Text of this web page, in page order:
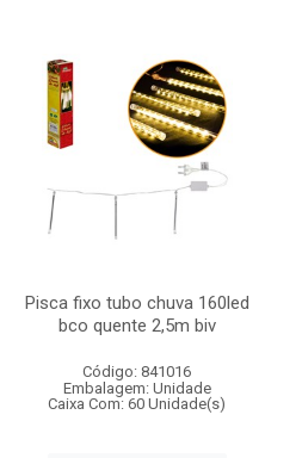
Pisca fixo tubo chuva 160led
bco quente 2,5m biv
Código: 841016
Embalagem: Unidade
Caixa Com: 60 Unidade(s)